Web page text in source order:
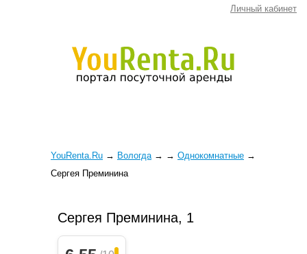
Личный кабинет
YouRenta.Ru → Вологда → → Однокомнатные →
Сергея Преминина
Сергея Преминина, 1